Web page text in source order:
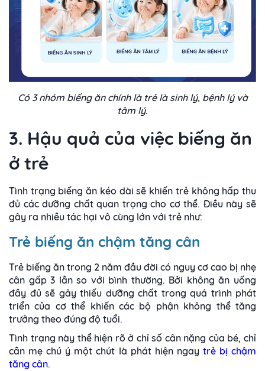
Có 3 nhóm biếng ăn chính là trẻ là sinh lý, bệnh lý và
tâm lý.
3. Hậu quả của việc biếng ăn
ở trẻ
Tình trạng biếng ăn kéo dài sẽ khiến trẻ không hấp thu
đủ các dưỡng chất quan trọng cho cơ thể. Điều này sẽ
gây ra nhiều tác hại vô cùng lớn với trẻ như:
Trẻ biếng ăn chậm tăng cân
Trẻ biếng ăn trong 2 năm đầu đời có nguy cơ cao bị nhẹ
cân gấp 3 lần so với bình thường. Bởi không ăn uống
đầy đủ sẽ gây thiếu dưỡng chất trong quá trình phát
triển của cơ thể khiến các bộ phận không thể tăng
trưởng theo đúng độ tuổi.
Tình trạng này thể hiện rõ ở chỉ số cân nặng của bé, chỉ
cần mẹ chú ý một chút là phát hiện ngay trẻ bị chậm
tăng cân.